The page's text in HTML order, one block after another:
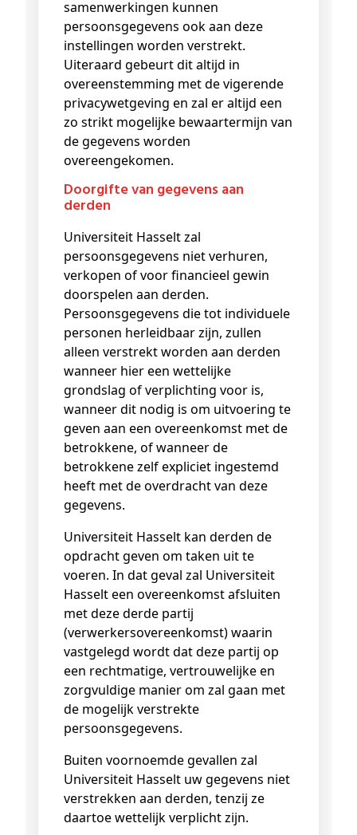
samenwerkingen kunnen
persoonsgegevens ook aan deze
instellingen worden verstrekt.
Uiteraard gebeurt dit altijd in
overeenstemming met de vigerende
privacywetgeving en zal er altijd een
zo strikt mogelijke bewaartermijn van
de gegevens worden
overeengekomen.
Doorgifte van gegevens aan
derden
Universiteit Hasselt zal
persoonsgegevens niet verhuren,
verkopen of voor financieel gewin
doorspelen aan derden.
Persoonsgegevens die tot individuele
personen herleidbaar zijn, zullen
alleen verstrekt worden aan derden
wanneer hier een wettelijke
grondslag of verplichting voor is,
wanneer dit nodig is om uitvoering te
geven aan een overeenkomst met de
betrokkene, of wanneer de
betrokkene zelf expliciet ingestemd
heeft met de overdracht van deze
gegevens.
Universiteit Hasselt kan derden de
opdracht geven om taken uit te
voeren. In dat geval zal Universiteit
Hasselt een overeenkomst afsluiten
met deze derde partij
(verwerkersovereenkomst) waarin
vastgelegd wordt dat deze partij op
een rechtmatige, vertrouwelijke en
zorgvuldige manier om zal gaan met
de mogelijk verstrekte
persoonsgegevens.
Buiten voornoemde gevallen zal
Universiteit Hasselt uw gegevens niet
verstrekken aan derden, tenzij ze
daartoe wettelijk verplicht zijn.